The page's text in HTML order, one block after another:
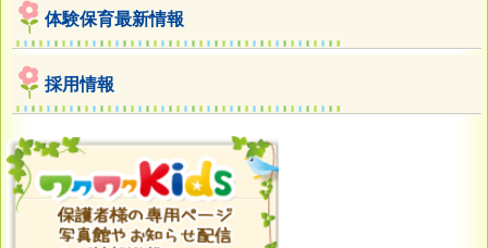
体験保育最新情報
採用情報